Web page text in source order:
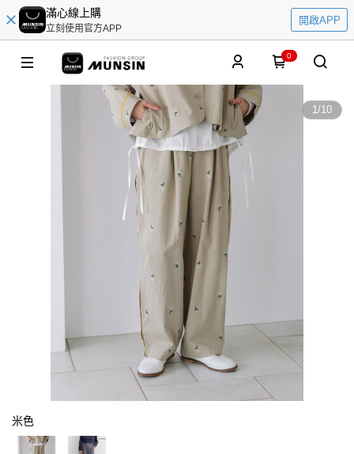
滿心線上購
立刻使用官方APP
開啟APP
0
1/10
米色